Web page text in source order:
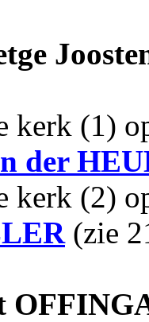
kerk (1)
der
kerk (2)
(zie